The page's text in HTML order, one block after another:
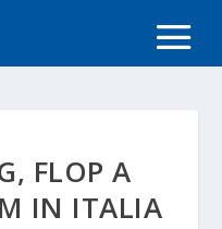
FLOP A
IN ITALIA